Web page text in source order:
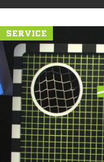
SERVICE